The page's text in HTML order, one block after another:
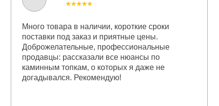
★★★★★
Много товара в наличии, короткие сроки
поставки под заказ и приятные цены.
Доброжелательные, профессиональные
продавцы: рассказали все нюансы по
каминным топкам, о которых я даже не
догадывался. Рекомендую!